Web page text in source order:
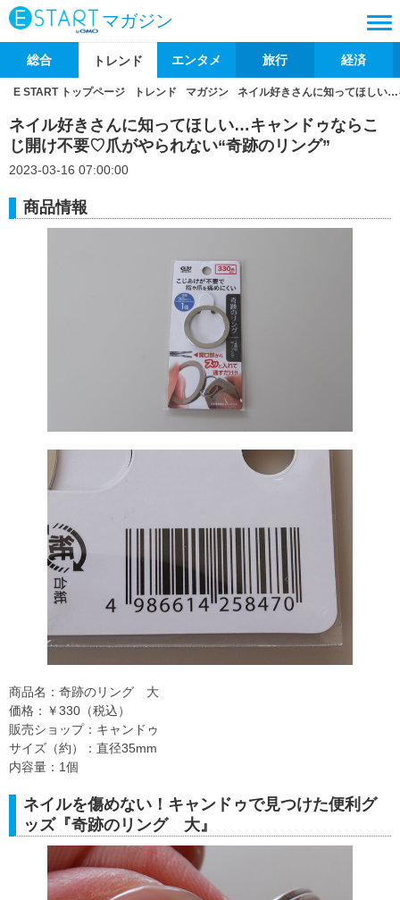
マガジン
総合 トレンド エンタメ 旅行 経済
E START トップページ トレンド マガジン ネイル好きさんに知ってほしい
ネイル好きさんに知ってほしい…キャンドゥならこ
じ開け不要♡爪がやられない“奇跡のリング”
2023-03-16 07:00:00
商品情報
商品名：奇跡のリング 大
価格：￥330（税込）
販売ショップ：キャンドゥ
サイズ（約）：直径35mm
内容量：1個
ネイルを傷めない！キャンドゥで見つけた便利グ
ッズ『奇跡のリング 大』